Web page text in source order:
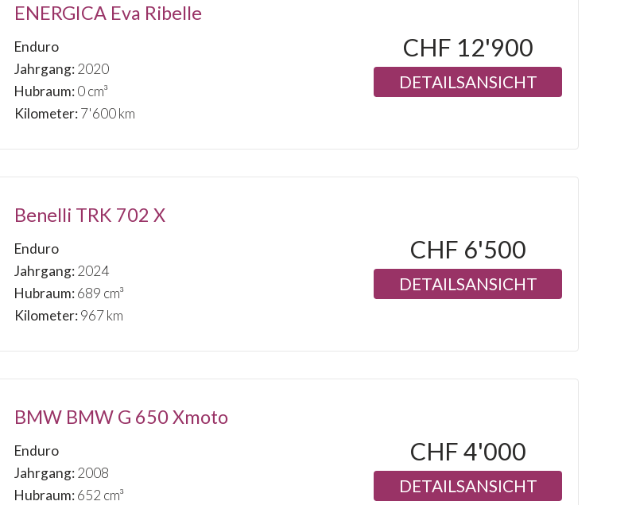
ENERGICA Eva Ribelle
Enduro
Jahrgang:2020
Hubraum:0 cm³
Kilometer:7'600 km
CHF 12'900
DETAILSANSICHT
Benelli TRK 702 X
Enduro
Jahrgang:2024
Hubraum:689 cm³
Kilometer:967 km
CHF 6'500
DETAILSANSICHT
BMW BMW G 650 Xmoto
Enduro
Jahrgang:2008
Hubraum:652 cm³
CHF 4'000
DETAILSANSICHT